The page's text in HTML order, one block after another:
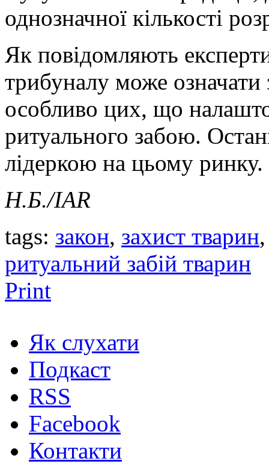
однозначної кількості
Як повідомляють
трибуналу може
особливо цих, що
ритуального забою.
лідеркою на цьому ринку.
Н.Б./IAR
tags: закон, захист тварин
ритуальний забій тварин
Print
Як слухати
Подкаст
RSS
Facebook
Контакти